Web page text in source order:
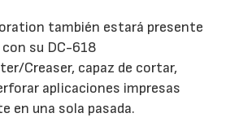
también estará presente
su DC-618
Creaser, capaz de cortar,
aplicaciones impresas
en una sola pasada.